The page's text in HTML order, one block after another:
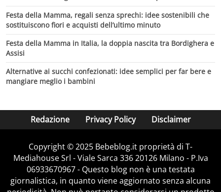
Festa della Mamma, regali senza sprechi: idee sostenibili che
sostituiscono fiori e acquisti dell’ultimo minuto
Festa della Mamma in Italia, la doppia nascita tra Bordighera e
Assisi
Alternative ai succhi confezionati: idee semplici per far bere e
mangiare meglio i bambini
Redazione Privacy Policy Disclaimer
Copyright © 2025 Bebeblog.it proprietà di T-
Mediahouse Srl - Viale Sarca 336 20126 Milano - P.Iva
06933670967 - Questo blog non è una testata
giornalistica, in quanto viene aggiornato senza alcuna